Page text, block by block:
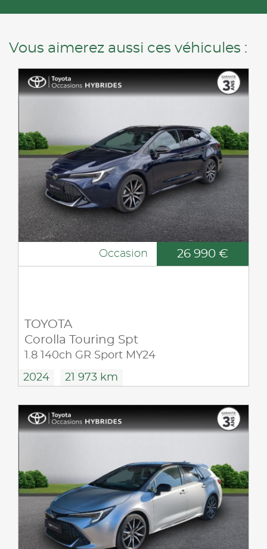
Vous aimerez aussi ces véhicules :
Occasion 26 990 €
TOYOTA
Corolla Touring Spt
1.8 140ch GR Sport MY24
2024 21 973 km